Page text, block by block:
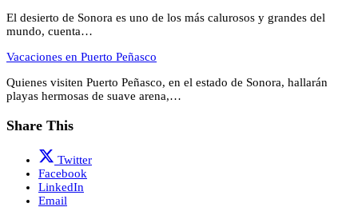
El desierto de Sonora es uno de los más calurosos y grandes del
mundo, cuenta…
Vacaciones en Puerto Peñasco
Quienes visiten Puerto Peñasco, en el estado de Sonora, hallarán
playas hermosas de suave arena,…
Share This
Twitter
Facebook
LinkedIn
Email